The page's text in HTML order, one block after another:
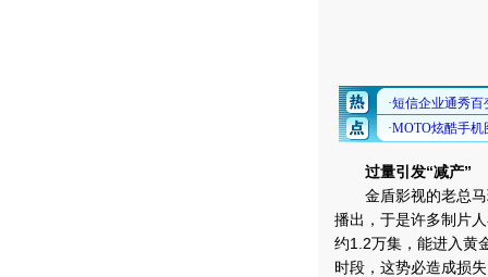
过量引发“减产”
金盾影视的老总马
播出，于是许多制片
约1.2万集，能进入黄
时段，这势必造成损